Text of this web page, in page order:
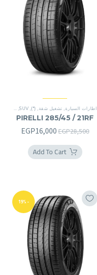
اطارات السيارة, تشغيل شقة,
(*)
,
SUV
, تشغيل
PIRELLI 285/45 / 21RF
EGP28,500
السعر
الأصلي
هو:
EGP16,000
Add To Cart
-19%